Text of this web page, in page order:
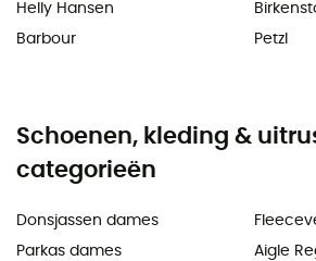
Helly Hansen
Barbour
Petzl
Schoenen, kleding &
categorieën
Donsjassen dames
Parkas dames
Aigle